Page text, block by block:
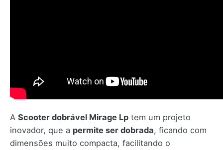
A Scooter dobrável Mirage Lp tem um projeto
inovador, que a permite ser dobrada, ficando com
dimensões muito compacta, facilitando o